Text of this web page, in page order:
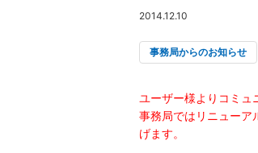
2014.12.10
事務局からのお知らせ
ユーザー様よりコミュ
事務局ではリニューア
げます。